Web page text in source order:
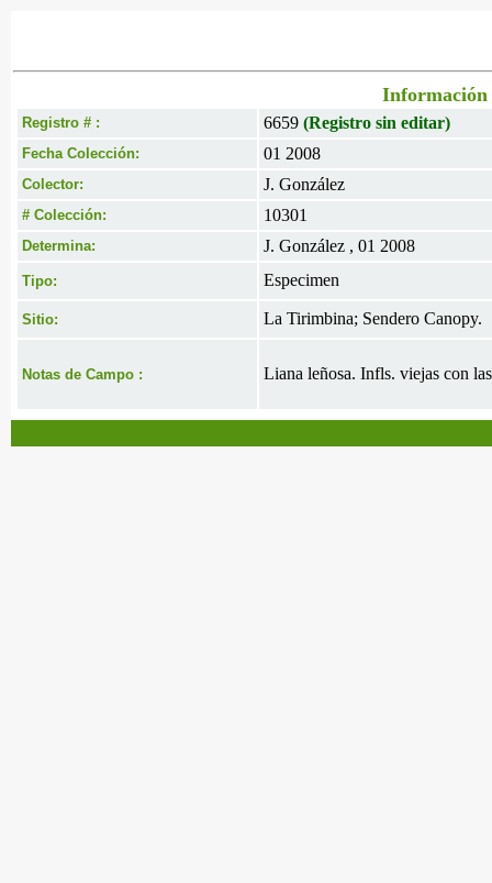
Información
Registro # : 6659 (Registro sin editar)
Fecha Colección: 01 2008
Colector: J. González
# Colección: 10301
Determina: J. González , 01 2008
Tipo: Especimen
Sitio: La Tirimbina; Sendero Canopy.
Notas de Campo : Liana leñosa. Infls. viejas con